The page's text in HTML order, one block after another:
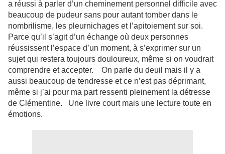
a réussi à parler d’un cheminement personnel difficile avec
beaucoup de pudeur sans pour autant tomber dans le
nombrilisme, les pleurnichages et l’apitoiement sur soi.
Parce qu’il s’agit d’un échange où deux personnes
réussissent l’espace d’un moment, à s’exprimer sur un
sujet qui restera toujours douloureux, même si on voudrait
comprendre et accepter. On parle du deuil mais il y a
aussi beaucoup de tendresse et ce n’est pas déprimant,
même si j’ai pour ma part ressenti pleinement la détresse
de Clémentine. Une livre court mais une lecture toute en
émotions.